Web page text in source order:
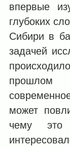
впервые
глубоких
Сибири в
задачей
прошлом
может
чему это